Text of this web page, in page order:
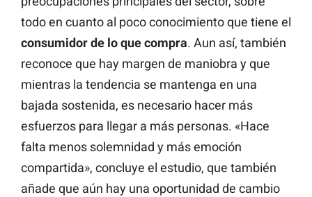
todo en cuanto al poco conocimiento que tiene el
consumidor de lo que compra. Aun así, también
reconoce que hay margen de maniobra y que
mientras la tendencia se mantenga en una
bajada sostenida, es necesario hacer más
esfuerzos para llegar a más personas. «Hace
falta menos solemnidad y más emoción
compartida», concluye el estudio, que también
añade que aún hay una oportunidad de cambio